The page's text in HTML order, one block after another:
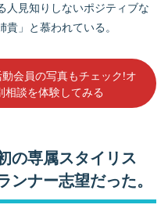
人見知りしないポジティブな
」と慕われている。
会員の写真もチェック!オ
相談を体験してみる
の専属スタイリス
ンナー志望だった。